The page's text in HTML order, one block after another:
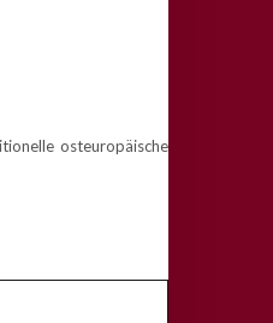
osteuropäische